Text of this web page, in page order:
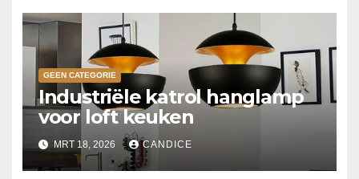
GEEN CATEGORIE
Industriële katrol hanglamp
voor loft keuken
MRT 18, 2026 CANDICE